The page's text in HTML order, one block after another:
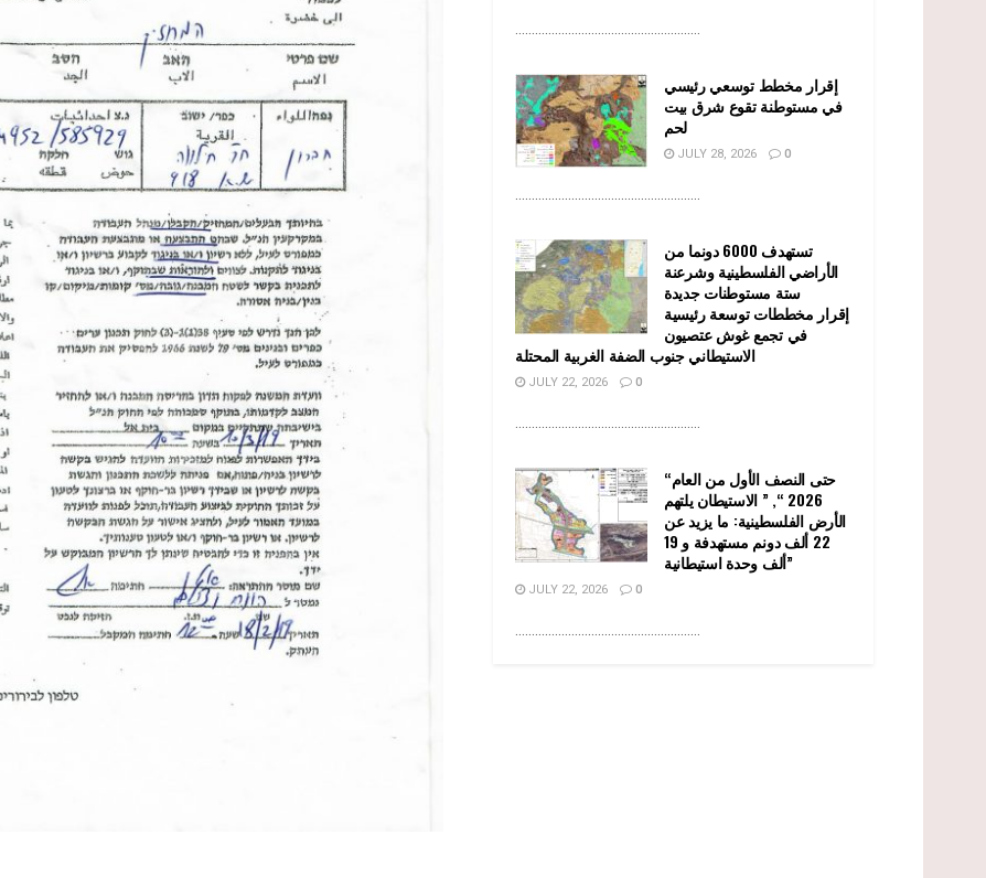
........................................................
إقرار مخطط توسعي رئيسي
في مستوطنة تقوع شرق بيت
لحم
JULY 28, 2026 0
........................................................
تستهدف 6000 دونما من
الأراضي الفلسطينية وشرعنة
ستة مستوطنات جديدة
إقرار مخططات توسعة رئيسية
في تجمع غوش عتصيون
الاستيطاني جنوب الضفة الغربية المحتلة
JULY 22, 2026 0
........................................................
“حتى النصف الأول من العام
2026 “, ” الاستيطان يلتهم
الأرض الفلسطينية: ما يزيد عن
22 ألف دونم مستهدفة و 19
ألف وحدة استيطانية”
JULY 22, 2026 0
........................................................